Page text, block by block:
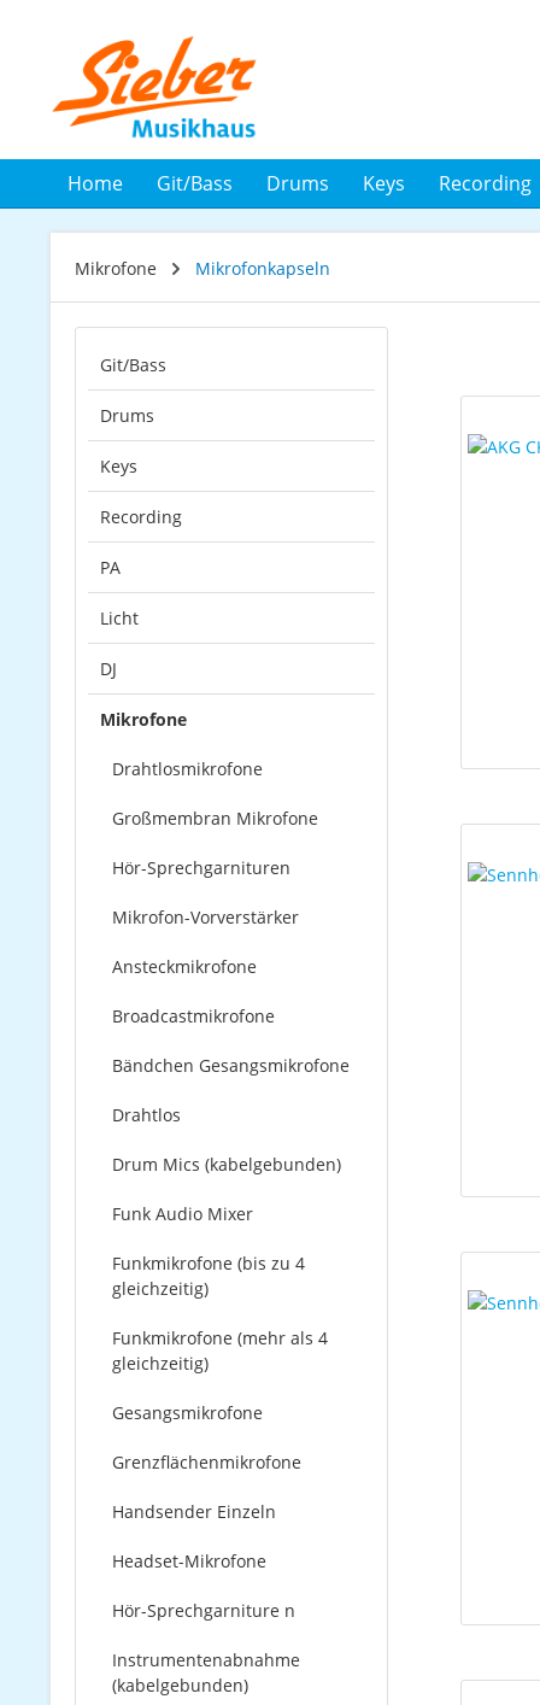
Home Git/Bass Drums Keys Recording
Mikrofone Mikrofonkapseln
Git/Bass
Drums
Keys
Recording
PA
Licht
DJ
Mikrofone
Drahtlosmikrofone
Großmembran Mikrofone
Hör-Sprechgarnituren
Mikrofon-Vorverstärker
Ansteckmikrofone
Broadcastmikrofone
Bändchen Gesangsmikrofone
Drahtlos
Drum Mics (kabelgebunden)
Funk Audio Mixer
Funkmikrofone (bis zu 4
gleichzeitig)
Funkmikrofone (mehr als 4
gleichzeitig)
Gesangsmikrofone
Grenzflächenmikrofone
Handsender Einzeln
Headset-Mikrofone
Hör-Sprechgarniture n
Instrumentenabnahme
(kabelgebunden)